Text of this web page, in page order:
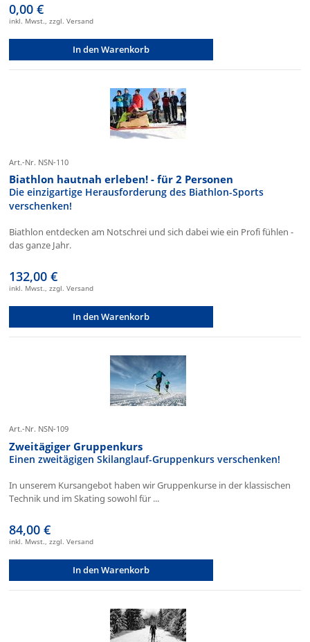
0,00 €
inkl. Mwst., zzgl. Versand
In den Warenkorb
Art.-Nr. NSN-110
Biathlon hautnah erleben! - für 2 Personen
Die einzigartige Herausforderung des Biathlon-Sports
verschenken!
Biathlon entdecken am Notschrei und sich dabei wie ein Profi fühlen -
das ganze Jahr.
132,00 €
inkl. Mwst., zzgl. Versand
In den Warenkorb
Art.-Nr. NSN-109
Zweitägiger Gruppenkurs
Einen zweitägigen Skilanglauf-Gruppenkurs verschenken!
In unserem Kursangebot haben wir Gruppenkurse in der klassischen
Technik und im Skating sowohl für ...
84,00 €
inkl. Mwst., zzgl. Versand
In den Warenkorb